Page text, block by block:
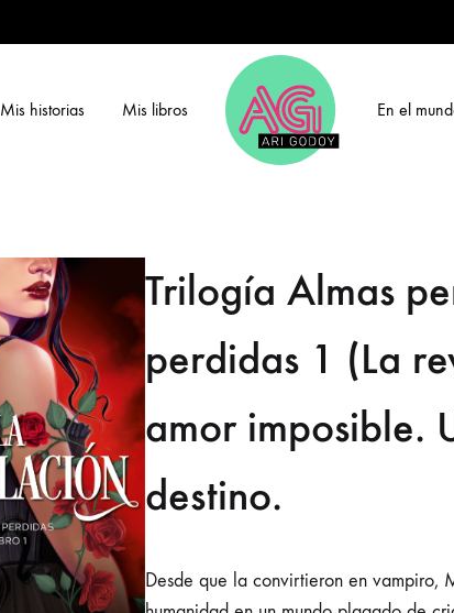
Mis historias Mis libros En el
Trilogía Almas
perdidas 1 (La
amor imposible.
destino.
Desde que la convirtieron en vampiro,